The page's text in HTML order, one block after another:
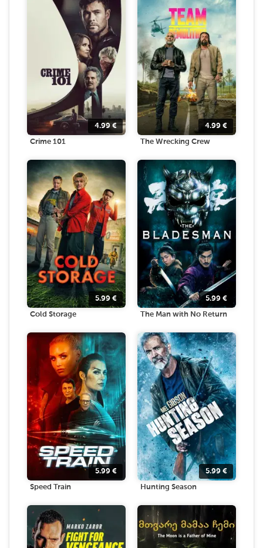
4.99€
Crime 101
4.99 €
The Wrecking Crew
5.99 €
Cold Storage
5.99 €
The Man with No Return
5.99 €
Speed Train
5.99 €
Hunting Season